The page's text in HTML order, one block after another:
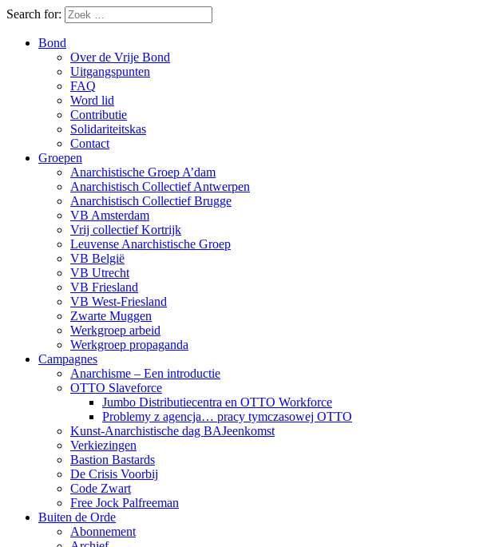
Search for:
Bond
Over de Vrije Bond
Uitgangspunten
FAQ
Word lid
Contributie
Solidariteitskas
Contact
Groepen
Anarchistische Groep A’dam
Anarchistisch Collectief Antwerpen
Anarchistisch Collectief Brugge
VB Amsterdam
Vrij collectief Kortrijk
Leuvense Anarchistische Groep
VB België
VB Utrecht
VB Friesland
VB West-Friesland
Zwarte Muggen
Werkgroep arbeid
Werkgroep propaganda
Campagnes
Anarchisme – Een introductie
OTTO Slaveforce
Jumbo Distributiecentra en OTTO Workforce
Problemy z agencja… pracy tymczasowej OTTO
Kunst-Anarchistische dag BAJeenkomst
Verkiezingen
Bastion Bastards
De Crisis Voorbij
Code Zwart
Free Jock Palfreeman
Buiten de Orde
Abonnement